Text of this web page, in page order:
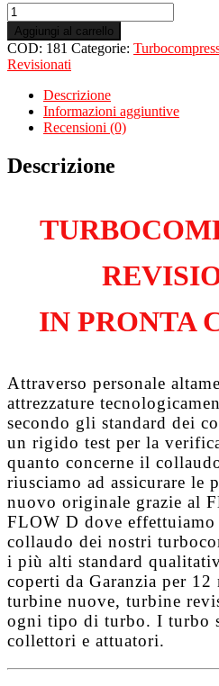
Turbo
Revisionato
per
FIAT
Qubo
Multijet
199B1000
quantità
Aggiungi al carrello
COD: 181 Categorie:
Revisionati
Descrizione
Informazioni aggiuntive
Recensioni (0)
Descrizione
IN PRONTA
Attraverso personale
attrezzature
secondo gli standard dei
un rigido test per la
quanto concerne il
riusciamo ad assicurare le
nuovo originale grazie al
FLOW D dove
collaudo dei nostri
i più alti standard
coperti da Garanzia per 12
turbine nuove, turbine
ogni tipo di turbo. I turbo
collettori e attuatori.